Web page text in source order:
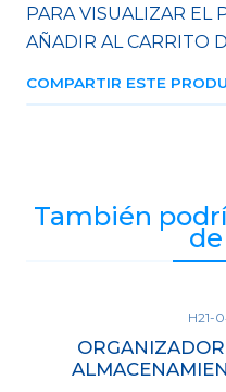
PARA VISUALIZAR EL
AÑADIR AL CARRITO
COMPARTIR ESTE
También
H21-